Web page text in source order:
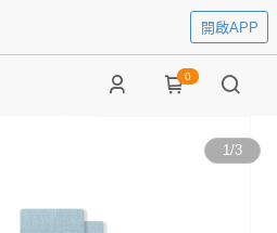
開啟APP
0
1/3